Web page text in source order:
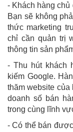
- Khách hàng
Bạn sẽ không
thức marketing
chỉ cần quản trị
thông tin sản
-Thu hút khách
kiếm Google.
thăm website
doanh số bán
trong cùng lĩnh
-Có thể bán